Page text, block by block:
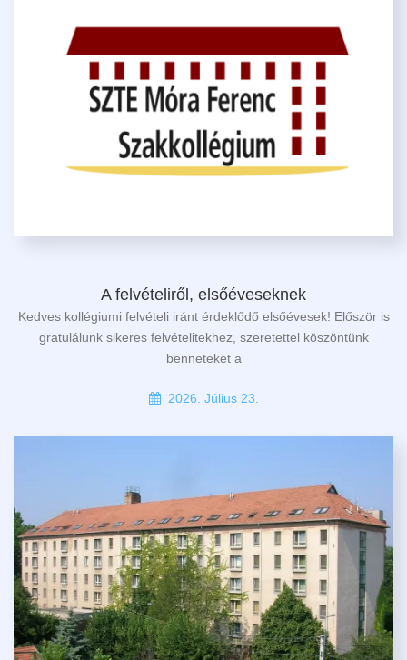
A felvételiről, elsőéveseknek
Kedves kollégiumi felvételi iránt érdeklődő elsőévesek! Először is
gratulálunk sikeres felvételitekhez, szeretettel köszöntünk
benneteket a
2026. Július 23.